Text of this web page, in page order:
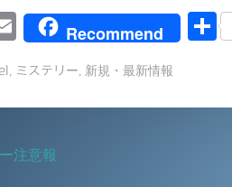
E
ai
l
Recommend
ミステリー 新規・最新情報
注意報